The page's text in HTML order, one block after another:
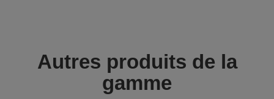
Autres produits de la
gamme